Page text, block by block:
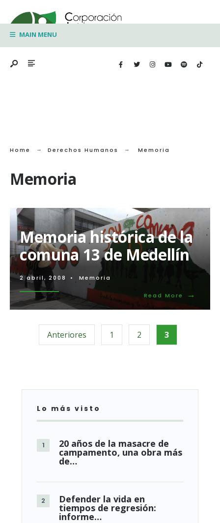
to
contentMAIN MENU
Home Derechos Humanos Memoria
Memoria
Memoria histórica de la
comuna 13 de Medellín
2 abril, 2008 • Memoria
Read More →
Read
Memoria
Paginación
Anteriores 1 2 3
Lo más visto
20 años de la masacre de
campamento, una obra más
de…
Defender la vida en
tiempos de regresión:
informe…
for: